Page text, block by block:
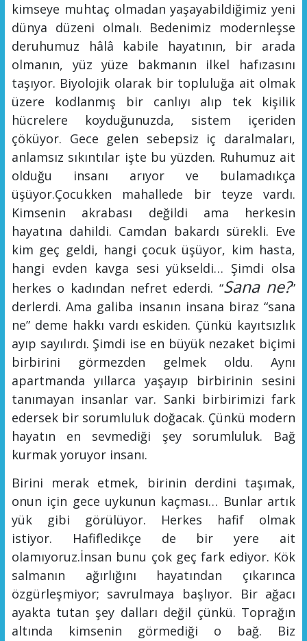
kimseye muhtaç olmadan yaşayabildiğimiz yeni
dünya düzeni olmalı. Bedenimiz modernleşse
deruhumuz hâlâ kabile hayatının, bir arada
olmanın, yüz yüze bakmanın ilkel hafızasını
taşıyor. Biyolojik olarak bir topluluğa ait olmak
üzere kodlanmış bir canlıyı alıp tek kişilik
hücrelere koyduğunuzda, sistem içeriden
çöküyor. Gece gelen sebepsiz iç daralmaları,
anlamsız sıkıntılar işte bu yüzden. Ruhumuz ait
olduğu insanı arıyor ve bulamadıkça
üşüyor.Çocukken mahallede bir teyze vardı.
Kimsenin akrabası değildi ama herkesin
hayatına dahildi. Camdan bakardı sürekli. Eve
kim geç geldi, hangi çocuk üşüyor, kim hasta,
hangi evden kavga sesi yükseldi… Şimdi olsa
herkes o kadından nefret ederdi. “Sana ne?”
derlerdi. Ama galiba insanın insana biraz “sana
ne” deme hakkı vardı eskiden. Çünkü kayıtsızlık
ayıp sayılırdı. Şimdi ise en büyük nezaket biçimi
birbirini görmezden gelmek oldu.
Aynı
apartmanda yıllarca yaşayıp birbirinin sesini
tanımayan insanlar var. Sanki birbirimizi fark
edersek bir sorumluluk doğacak. Çünkü modern
hayatın en sevmediği şey sorumluluk. Bağ
kurmak yoruyor insanı.
Birini merak etmek, birinin derdini taşımak,
onun için gece uykunun kaçması… Bunlar artık
yük gibi görülüyor.
Herkes hafif olmak
istiyor. Hafifledikçe de bir yere ait
olamıyoruz.İnsan bunu çok geç fark ediyor. Kök
salmanın ağırlığını hayatından çıkarınca
özgürleşmiyor; savrulmaya başlıyor. Bir ağacı
ayakta tutan şey dalları değil çünkü. Toprağın
altında kimsenin görmediği o bağ. Biz